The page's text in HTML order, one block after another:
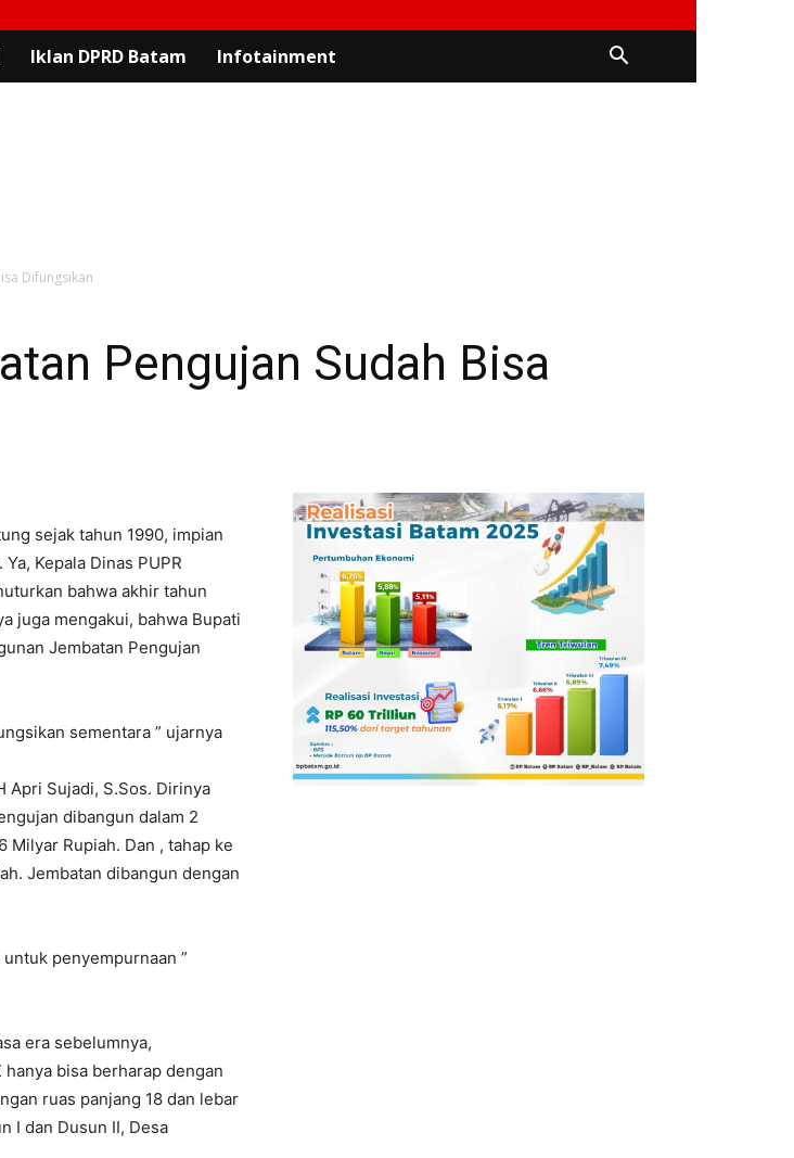
Iklan DPRD Batam Infotainment
Difungsikan
Pengujan Sudah Bisa
sejak tahun 1990, impian
Kepala Dinas PUPR
bahwa akhir tahun
juga mengakui, bahwa Bupati
Jembatan Pengujan
sementara ” ujarnya
Apri Sujadi, S.Sos. Dirinya
dibangun dalam 2
Milyar Rupiah. Dan , tahap ke
Jembatan dibangun dengan
penyempurnaan ”
era sebelumnya,
bisa berharap dengan
ruas panjang 18 dan lebar
I dan Dusun II, Desa